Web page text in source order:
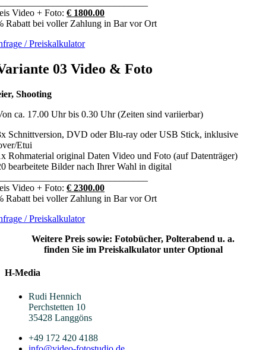
Video + Foto:€ 1800.00
Rabatt bei voller Zahlung in Bar vor Ort
/ Preiskalkulator
03 Video & Foto
Shooting
ca. 17.00 Uhr bis 0.30 Uhr (Zeiten sind variierbar)
Schnittversion, DVDoderBlu-ray oder USB Stick, inklusive
Etui
Rohmaterial original Daten Video und Foto (auf Datenträger)
bearbeitete Bilder nach Ihrer Wahl in digital
Video + Foto:€ 2300.00
Rabatt bei voller Zahlung in Bar vor Ort
/ Preiskalkulator
Weitere Preis sowie: Fotobücher, Polterabend u. a.
finden Sie im Preiskalkulator unter Optional
H-Media
Rudi Hennich
Perchstetten 10
35428 Langgöns
+49 172 420 4188